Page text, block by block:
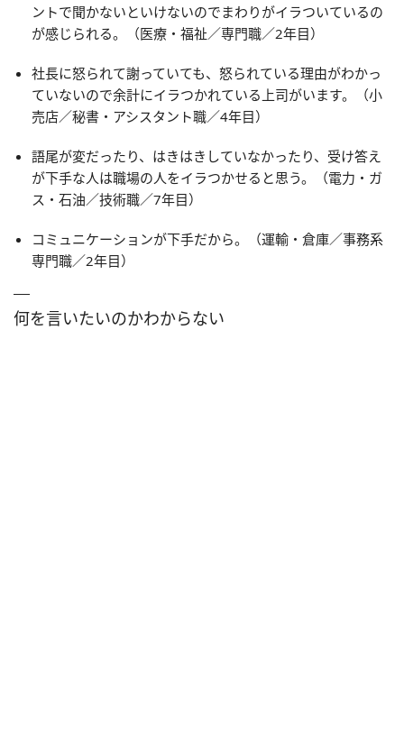
ントで聞かないといけないのでまわりがイラついているの
が感じられる。（医療・福祉／専門職／2年目）
社長に怒られて謝っていても、怒られている理由がわかっ
ていないので余計にイラつかれている上司がいます。（小
売店／秘書・アシスタント職／4年目）
語尾が変だったり、はきはきしていなかったり、受け答え
が下手な人は職場の人をイラつかせると思う。（電力・ガ
ス・石油／技術職／7年目）
コミュニケーションが下手だから。（運輸・倉庫／事務系
専門職／2年目）
何を言いたいのかわからない